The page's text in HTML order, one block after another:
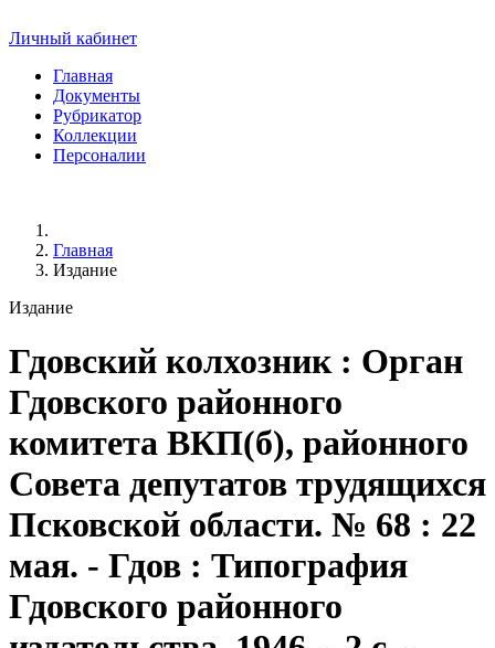
Личный кабинет
Главная
Документы
Рубрикатор
Коллекции
Персоналии
Главная
Издание
Издание
Гдовский колхозник: Орган
Гдовского районного
комитета ВКП(б), районного
Совета депутатов трудящихся
Псковской области. № 68 : 22
мая. - Гдов : Типография
Гдовского районного